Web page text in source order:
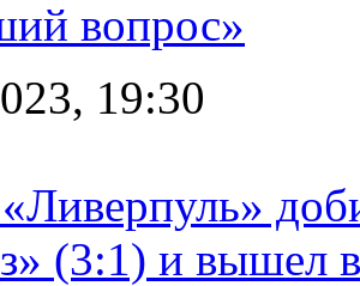
вопрос»
19:30
(3:1) и вышел